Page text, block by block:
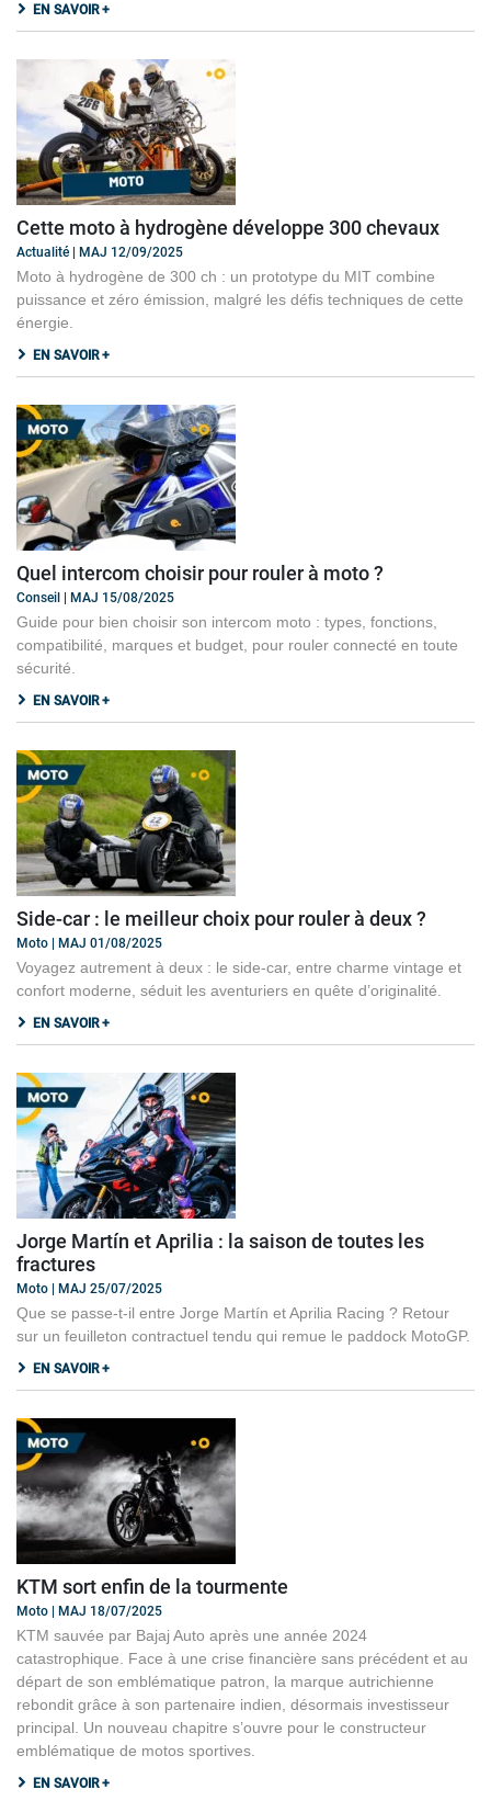
EN SAVOIR +
Cette moto à hydrogène développe 300 chevaux
Actualité | MAJ 12/09/2025
Moto à hydrogène de 300 ch : un prototype du MIT combine
puissance et zéro émission, malgré les défis techniques de cette
énergie.
EN SAVOIR +
Quel intercom choisir pour rouler à moto ?
Conseil | MAJ 15/08/2025
Guide pour bien choisir son intercom moto : types, fonctions,
compatibilité, marques et budget, pour rouler connecté en toute
sécurité.
EN SAVOIR +
Side-car : le meilleur choix pour rouler à deux ?
Moto | MAJ 01/08/2025
Voyagez autrement à deux : le side-car, entre charme vintage et
confort moderne, séduit les aventuriers en quête d’originalité.
EN SAVOIR +
Jorge Martín et Aprilia : la saison de toutes les
fractures
Moto | MAJ 25/07/2025
Que se passe-t-il entre Jorge Martín et Aprilia Racing ? Retour
sur un feuilleton contractuel tendu qui remue le paddock MotoGP.
EN SAVOIR +
KTM sort enfin de la tourmente
Moto | MAJ 18/07/2025
KTM sauvée par Bajaj Auto après une année 2024
catastrophique. Face à une crise financière sans précédent et au
départ de son emblématique patron, la marque autrichienne
rebondit grâce à son partenaire indien, désormais investisseur
principal. Un nouveau chapitre s’ouvre pour le constructeur
emblématique de motos sportives.
EN SAVOIR +